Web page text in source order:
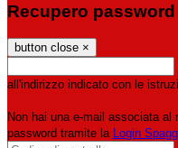
Recupero password
button close ×
all'indirizzo indicato con le
Non hai una e-mail associata
password tramite la Login